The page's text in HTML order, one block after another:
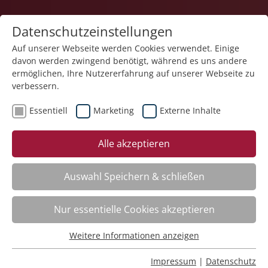
Unterstützte Kommunikation –
Grundkurs nach Standard der
Gesellschaft für Unterstützte
Kommunikation e. V. – Kurs I
Datenschutzeinstellungen
Auf unserer Webseite werden Cookies verwendet. Einige
davon werden zwingend benötigt, während es uns andere
ermöglichen, Ihre Nutzererfahrung auf unserer Webseite zu
verbessern.
Essentiell Marketing Externe Inhalte
Alle akzeptieren
Auswahl Speichern & schließen
Nur essentielle Cookies akzeptieren
Essentielle Cookies werden für grundlegende Funktionen
Weitere Informationen anzeigen
Impressum | Datenschutz